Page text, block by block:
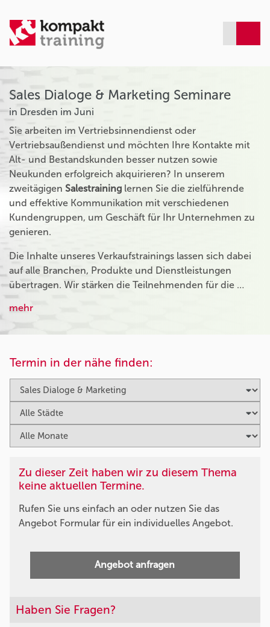
Sales Dialoge & Marketing Seminare
in Dresden im Juni
Sie arbeiten im Vertriebsinnendienst oder
Vertriebsaußendienst und möchten Ihre Kontakte mit
Alt- und Bestandskunden besser nutzen sowie
Neukunden erfolgreich akquirieren? In unserem
zweitägigen Salestraining lernen Sie die zielführende
und effektive Kommunikation mit verschiedenen
Kundengruppen, um Geschäft für Ihr Unternehmen zu
genieren.
Die Inhalte unseres Verkaufstrainings lassen sich dabei
auf alle Branchen, Produkte und Dienstleistungen
übertragen. Wir stärken die Teilnehmenden für die …
mehr
Termin in der nähe finden:
Zu dieser Zeit haben wir zu diesem Thema
keine aktuellen Termine.
Rufen Sie uns einfach an oder nutzen Sie das
Angebot Formular für ein individuelles Angebot.
Angebot anfragen
Haben Sie Fragen?